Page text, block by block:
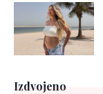
Izdvojeno